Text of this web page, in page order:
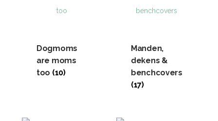
Dogmoms
are moms
too (10)
Manden,
dekens &
benchcovers
(17)